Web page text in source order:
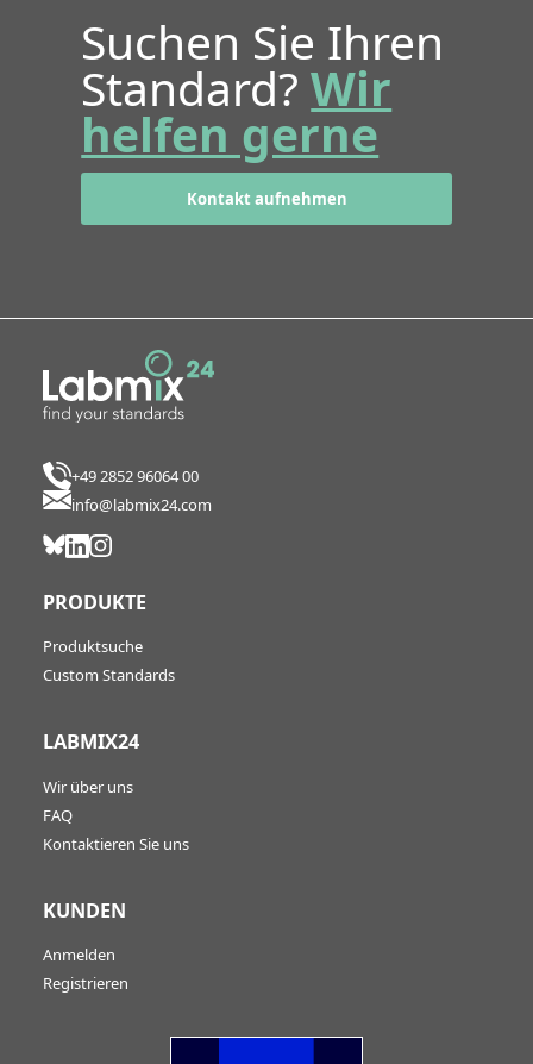
Suchen Sie Ihren
Standard?Wir
helfen gerne
Kontakt aufnehmen
+49 2852 96064 00
info@labmix24.com
PRODUKTE
Produktsuche
Custom Standards
LABMIX24
Wir über uns
FAQ
Kontaktieren Sie uns
KUNDEN
Anmelden
Registrieren